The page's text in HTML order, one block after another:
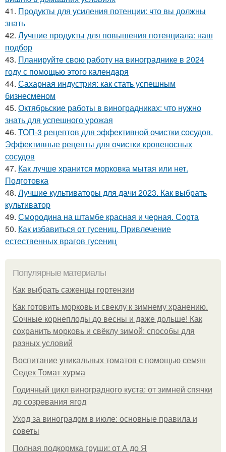
41. Продукты для усиления потенции: что вы должны
знать
42. Лучшие продукты для повышения потенциала: наш
подбор
43. Планируйте свою работу на винограднике в 2024
году с помощью этого календаря
44. Сахарная индустрия: как стать успешным
бизнесменом
45. Октябрьские работы в виноградниках: что нужно
знать для успешного урожая
46. ТОП-3 рецептов для эффективной очистки сосудов.
Эффективные рецепты для очистки кровеносных
сосудов
47. Как лучше хранится морковка мытая или нет.
Подготовка
48. Лучшие культиваторы для дачи 2023. Как выбрать
культиватор
49. Смородина на штамбе красная и черная. Сорта
50. Как избавиться от гусениц. Привлечение
естественных врагов гусениц
Популярные материалы
Как выбрать саженцы гортензии
Как готовить морковь и свеклу к зимнему хранению.
Сочные корнеплоды до весны и даже дольше! Как
сохранить морковь и свёклу зимой: способы для
разных условий
Воспитание уникальных томатов с помощью семян
Седек Томат хурма
Годичный цикл виноградного куста: от зимней спячки
до созревания ягод
Уход за виноградом в июле: основные правила и
советы
Полная подкормка груши: от А до Я